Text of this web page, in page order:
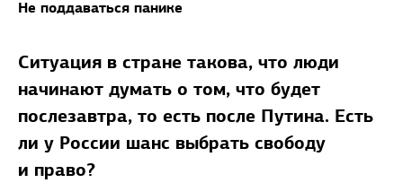
Не поддаваться панике
Ситуация в стране такова, что люди
начинают думать о том, что будет
послезавтра, то есть после Путина. Есть
ли у России шанс выбрать свободу
и право?